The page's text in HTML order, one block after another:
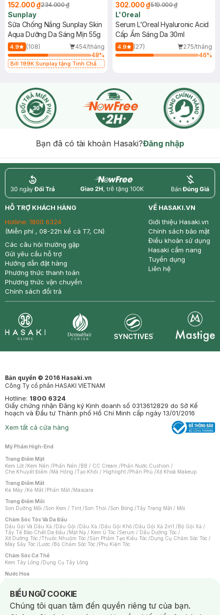
152.000 ₫234.000 ₫
Sunplay
Sữa Chống Nắng Sunplay Skin
Aqua Dưỡng Da Sáng Mịn 55g
4.9 (108)
454/tháng
48%
Bill 199K Sunplay tặng Tinh Chất
302.000 ₫519.000 ₫
L'Oreal
Serum L'Oreal Hyaluronic Acid
Cấp Ẩm Sáng Da 30ml
4.9 (27)
275/tháng
46%
Bạn đã có tài khoản Hasaki?Đăng nhập
return nowfree price
HỖ TRỢ KHÁCH HÀNG
Hotline: 1800 6324
(Miễn phí , 08-22h kể cả T7, CN)
Các câu hỏi thường gặp
Gửi yêu cầu hỗ trợ
Hướng dẫn đặt hàng
Phương thức thanh toán
Phương thức vận chuyển
Chính sách đổi trả
VỀ HASAKI.VN
Giới thiệu Hasaki.vn
Chính sách bảo mật
Điều khoản sử dụng
Hasaki cẩm nang
Tuyển dụng
Liên hệ
Bản quyền © 2016 Hasaki.vn
Công Ty cổ phần HASAKI VIETNAM
Hotline: 1800 6324
Giấy chứng nhận Đăng ký Kinh doanh số 0313612829 do Sở Kế
hoạch và Đầu tư Thành phố Hồ Chí Minh cấp ngày 13/01/2016
Xem tất cả cửa hàng
Mỹ Phẩm High-End
Trang Điểm Mặt
Kem Lót /Kem Nền /Phấn Nền /BB / CC Cream /Phấn Nước Cushion /
Che Khuyết Điểm /Má Hồng /Tạo Khối / Highlight /Phấn Phủ /Xịt Khoá Makeup
Trang Điểm Mắt
Kẻ Mày /Kẻ Mắt /Phấn Mắt /Mascara
Trang Điểm Môi
Son Dưỡng Môi /Son Kem / Tint /Son Thỏi /Son Bóng /Tẩy Trang Mắt / Môi
Chăm Sóc Tóc Và Da Đầu
Dầu Gội Và Dầu Xả /Dầu Gội /Dầu Xả /Dầu Gội Khô /Dầu Gội Xả 2in1 /Bộ Gội Xả /
Tẩy Tế Bào Chết Da Đầu /Mặt Nạ / Kem Ủ Tóc /Serum / Dầu Dưỡng Tóc /
Xịt Dưỡng Tóc /Thuốc Nhuộm Tóc /Sản Phẩm Tạo Kiểu Tóc /Dụng Cụ Chăm Sóc Tóc /
Máy Sấy Tóc /Lược /Bộ Chăm Sóc Tóc /Phụ Kiện Tóc
Chăm Sóc Cơ Thể
Kem Tẩy Lông /Dụng Cụ Tẩy Lông
Nước Hoa
Nước Hoa Nữ
Chăm Sóc Cá Nhân
Chống Muỗi /Khẩu Trang /Máy Massage/Mặt Nạ Xông Hơi /Nước Rửa Tay/
Sản Phẩm Chăm Sóc Khác /Bàn Chải Đánh Răng /Bàn Chải Điện/
BIỂU NGỮ COOKIE
Notice about cookies usage
Chúng tôi quan tâm đến quyền riêng tư của bạn.